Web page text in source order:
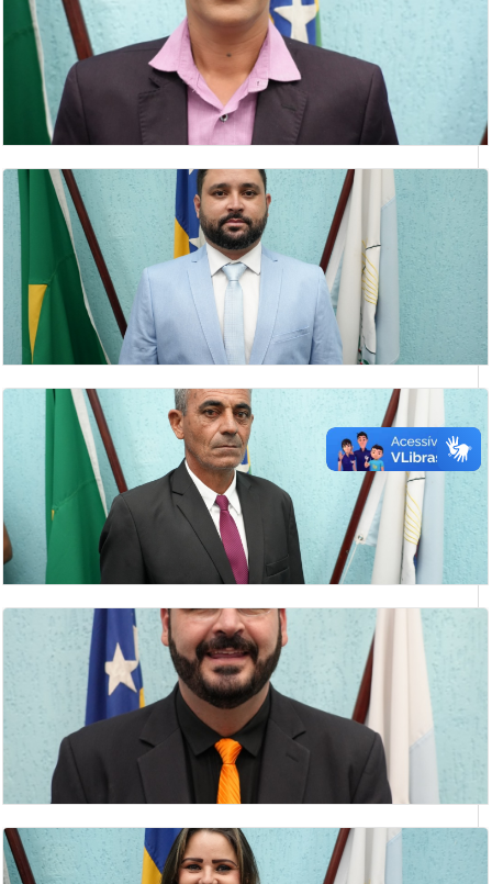
JAIR HUMBERTO DA SILVA
Presidente da Câmara Municipal de Catalão
KELIS LUIZ DA SILVA
vereadora
LEONARDO PEREIRA MOISÉS
vereador
LUIZ SOCORRO MOREIRA
Vereador(a)